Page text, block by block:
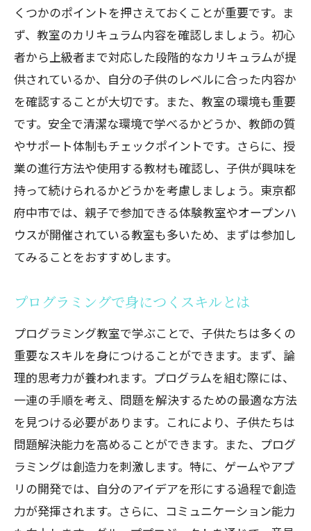
くつかのポイントを押さえておくことが重要です。ま
ず、教室のカリキュラム内容を確認しましょう。初心
者から上級者まで対応した段階的なカリキュラムが提
供されているか、自分の子供のレベルに合った内容か
を確認することが大切です。また、教室の環境も重要
です。安全で清潔な環境で学べるかどうか、教師の質
やサポート体制もチェックポイントです。さらに、授
業の進行方法や使用する教材も確認し、子供が興味を
持って続けられるかどうかを考慮しましょう。東京都
府中市では、親子で参加できる体験教室やオープンハ
ウスが開催されている教室も多いため、まずは参加し
てみることをおすすめします。
プログラミングで身につくスキルとは
プログラミング教室で学ぶことで、子供たちは多くの
重要なスキルを身につけることができます。まず、論
理的思考力が養われます。プログラムを組む際には、
一連の手順を考え、問題を解決するための最適な方法
を見つける必要があります。これにより、子供たちは
問題解決能力を高めることができます。また、プログ
ラミングは創造力を刺激します。特に、ゲームやアプ
リの開発では、自分のアイデアを形にする過程で創造
力が発揮されます。さらに、コミュニケーション能力